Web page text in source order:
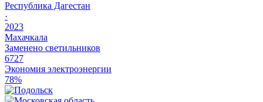
Республика Дагестан
·
2023
Махачкала
Заменено светильников
6727
Экономия электроэнергии
78%